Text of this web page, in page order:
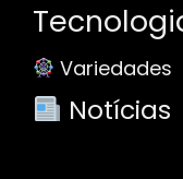
Variedades
Notícias